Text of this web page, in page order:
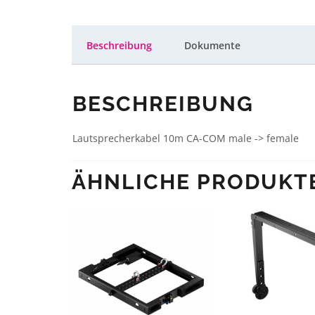
Beschreibung Dokumente
BESCHREIBUNG
Lautsprecherkabel 10m CA-COM male -> female
ÄHNLICHE